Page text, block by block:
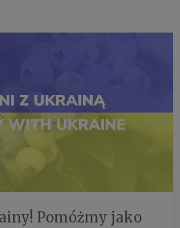
Pomóżmy jako